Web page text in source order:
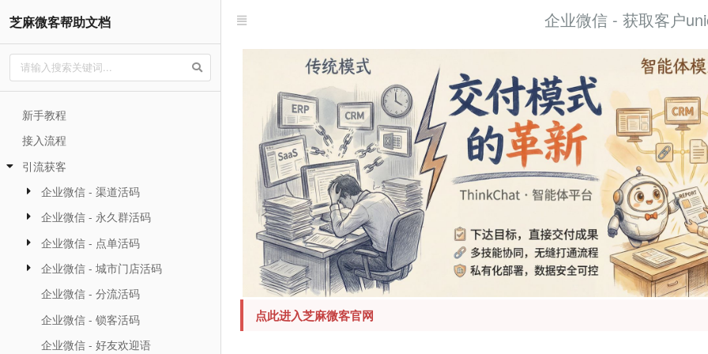
芝麻微客帮助文档
新手教程
接入流程
引流获客
企业微信 - 渠道活码
企业微信 - 永久群活码
企业微信 - 点单活码
企业微信 - 城市门店活码
企业微信 - 分流活码
企业微信 - 锁客活码
企业微信 - 好友欢迎语
企业微信 - 获取客户
点此进入芝麻微客官网